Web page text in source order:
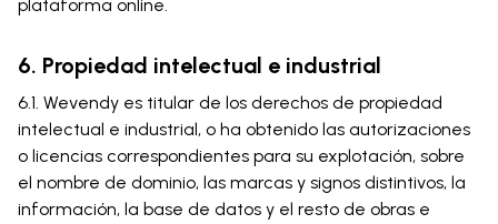
plataforma online.
6. Propiedad intelectual e industrial
6.1. Wevendy es titular de los derechos de propiedad
intelectual e industrial, o ha obtenido las autorizaciones
o licencias correspondientes para su explotación, sobre
el nombre de dominio, las marcas y signos distintivos, la
información, la base de datos y el resto de obras e